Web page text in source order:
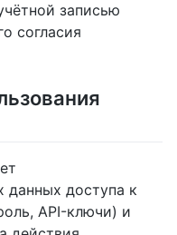
записью
согласия
данных доступа к
API-ключи) и